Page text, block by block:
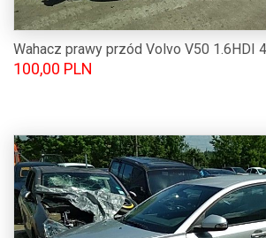
Wahacz prawy przód Volvo V50 1.6HDI
100,00 PLN